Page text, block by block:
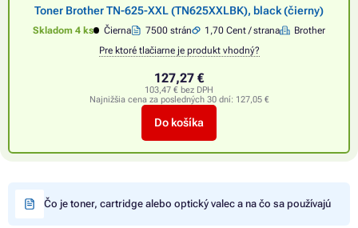
Toner Brother TN-625-XXL (TN625XXLBK), black (čierny)
Skladom 4 ks Čierna 7500 strán 1,70 Cent / strana
Brother
Pre ktoré tlačiarne je produkt vhodný?
127,27 €
103,47 € bez DPH
Najnižšia cena za posledných 30 dní: 127,05 €
Do košíka
Čo je toner, cartridge alebo optický valec a na čo sa používajú